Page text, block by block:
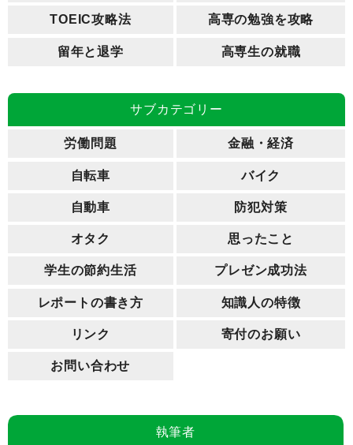
TOEIC攻略法 高専の勉強を攻略
留年と退学 高専生の就職
サブカテゴリー
労働問題 金融・経済
自転車 バイク
自動車 防犯対策
オタク 思ったこと
学生の節約生活 プレゼン成功法
レポートの書き方 知識人の特徴
リンク 寄付のお願い
お問い合わせ
執筆者